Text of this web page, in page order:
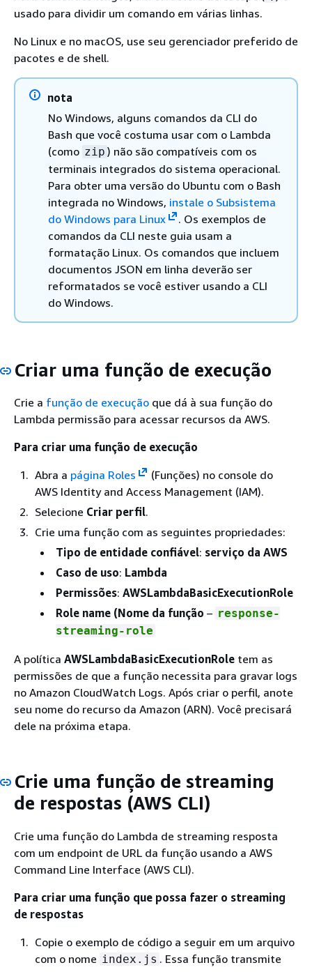
usado para dividir um comando em várias linhas.
No Linux e no macOS, use seu gerenciador preferido de
pacotes e de shell.
nota
No Windows, alguns comandos da CLI do
Bash que você costuma usar com o Lambda
(como zip ) não são compatíveis com os
terminais integrados do sistema operacional.
Para obter uma versão do Ubuntu com o Bash
integrada no Windows, instale o Subsistema
do Windows para Linux
. Os exemplos de
comandos da CLI neste guia usam a
formatação Linux. Os comandos que incluem
documentos JSON em linha deverão ser
reformatados se você estiver usando a CLI
do Windows.
Criar uma função de execução
Crie a função de execução que dá à sua função do
Lambda permissão para acessar recursos da AWS.
Para criar uma função de execução
Abra a página Roles
(Funções) no console do
AWS Identity and Access Management (IAM).
Selecione Criar perfil.
Crie uma função com as seguintes propriedades:
Tipo de entidade confiável: serviço da AWS
Caso de uso: Lambda
Permissões: AWSLambdaBasicExecutionRole
Role name (Nome da função – response-
streaming-role
A política AWSLambdaBasicExecutionRole tem as
permissões de que a função necessita para gravar logs
no Amazon CloudWatch Logs. Após criar o perfil, anote
seu nome do recurso da Amazon (ARN). Você precisará
dele na próxima etapa.
Crie uma função de streaming
de respostas (AWS CLI)
Crie uma função do Lambda de streaming resposta
com um endpoint de URL da função usando a AWS
Command Line Interface (AWS CLI).
Para criar uma função que possa fazer o streaming
de respostas
Copie o exemplo de código a seguir em um arquivo
com o nome index.js . Essa função transmite